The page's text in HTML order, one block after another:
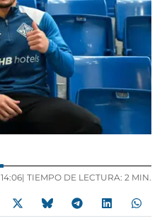
14:06| TIEMPO DE LECTURA: 2 MIN.